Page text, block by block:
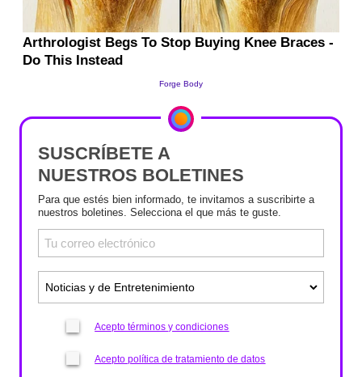
SUSCRÍBETE A
NUESTROS BOLETINES
Para que estés bien informado, te invitamos a suscribirte a
nuestros boletines. Selecciona el que más te guste.
Acepto términos y condiciones
Acepto política de tratamiento de datos